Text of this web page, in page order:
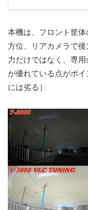
本機は、フロント筐
方位、リアカメラで
力だけではなく、専
が優れている点がポ
には劣る）